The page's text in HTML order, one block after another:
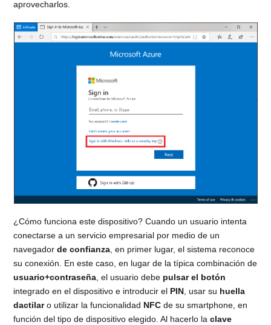
aprovecharlos.
¿Cómo funciona este dispositivo? Cuando un usuario intenta
conectarse a un servicio empresarial por medio de un
navegadorde confianza, en primer lugar, el sistema reconoce
su conexión. En este caso, en lugar de la típica combinación de
usuario+contraseña, el usuario debe pulsar el botón
integrado en el dispositivo e introducir el PIN, usar su huella
dactilaro utilizar la funcionalidad NFC de su smartphone, en
función del tipo de dispositivo elegido. Al hacerlo laclave